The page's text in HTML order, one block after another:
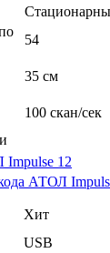
54
35 см
100 скан/сек
12
АТОЛ
Хит
USB